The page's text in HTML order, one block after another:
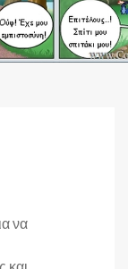
να